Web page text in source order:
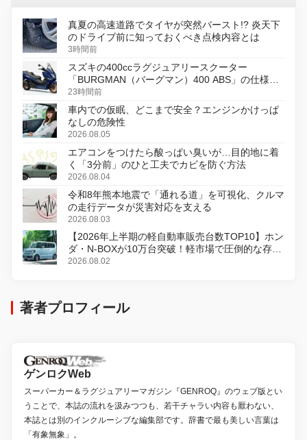
真夏の高速道路でタイヤが突然バースト!? 炎天下
のドライブ前に知っておくべき点検内容とは
3時間前
スズキの400ccラグジュアリースクーター
「BURGMAN（バーグマン）400 ABS」の仕様を
変更し、8月18日に発売
23時間前
車内での仮眠、どこまで安全？エンジンかけっぱ
なしの危険性
2026.08.05
エアコンをつけたら酸っぱい臭いが…目的地に着
く「3分前」のひと工夫でカビを防ぐ方法
2026.08.04
令和8年熊本地震で「通れる道」を可視化、クルマ
の走行データが災害対応を支える
2026.08.03
【2026年上半期の軽自動車販売台数TOP10】ホン
ダ・N-BOXが10万台突破！軽市場で圧倒的な存在
感
2026.08.02
著者プロフィール
ゲンロクWeb
スーパーカー＆ラグジュアリーマガジン『GENROQ』のウェブ版とい
うことで、本誌の流れを汲みつつも、若干チャラい内容も厭わない、
本誌とは別のインクルーシブな編集部です。辞書で最も美しい言葉は
「有象無象」。